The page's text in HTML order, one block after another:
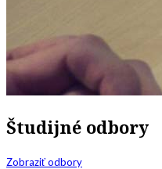
Študijné odbory
Zobraziť odbory